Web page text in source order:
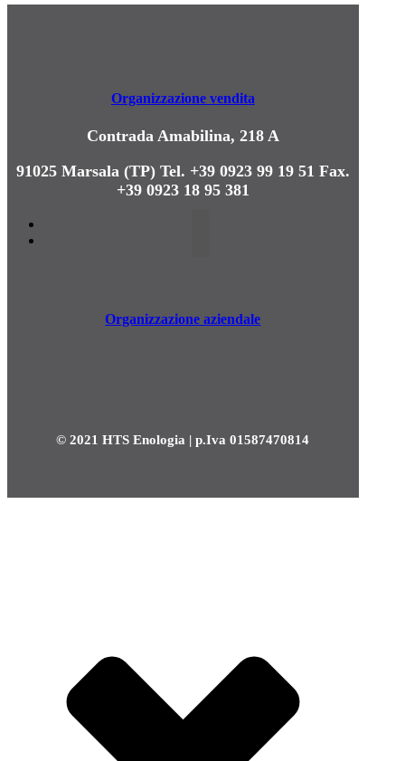
Organizzazione vendita
Contrada Amabilina, 218 A
91025 Marsala (TP)Tel. +39 0923 99 19 51 Fax.
+39 0923 18 95 381
Organizzazione aziendale
© 2021 HTS Enologia | p.Iva 01587470814